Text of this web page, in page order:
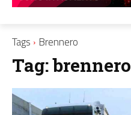
Tags Brennero
Tag:brennero